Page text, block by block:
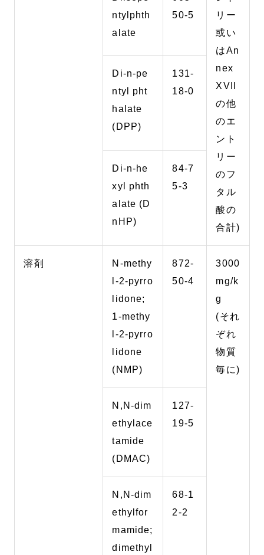
リー
或い
はAn
nex
XVII
の他
のエ
ント
リー
のフ
タル
酸の
合計)
ntylphth
alate
50-5
Di-n-pe
ntyl pht
halate
(DPP)
131-
18-0
Di-n-he
xyl phth
alate (D
nHP)
84-7
5-3
溶剤
N-methy
l-2-pyrro
lidone;
1-methy
l-2-pyrro
lidone
(NMP)
872-
50-4
3000
mg/k
g
(それ
ぞれ
物質
毎に)
N,N-dim
ethylace
tamide
(DMAC)
127-
19-5
N,N-dim
ethylfor
mamide;
dimethyl
68-1
2-2